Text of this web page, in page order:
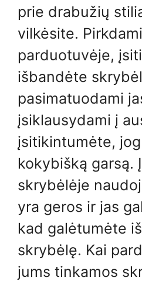
prie drabužių
vilkėsite.
parduotuvėje,
išbandėte
pasimatuodami
įsiklausydami į
įsitikintumėte,
kokybišką garsą.
skrybėlėje
yra geros ir jas
kad galėtumėte
skrybėlę. Kai
jums tinkamos